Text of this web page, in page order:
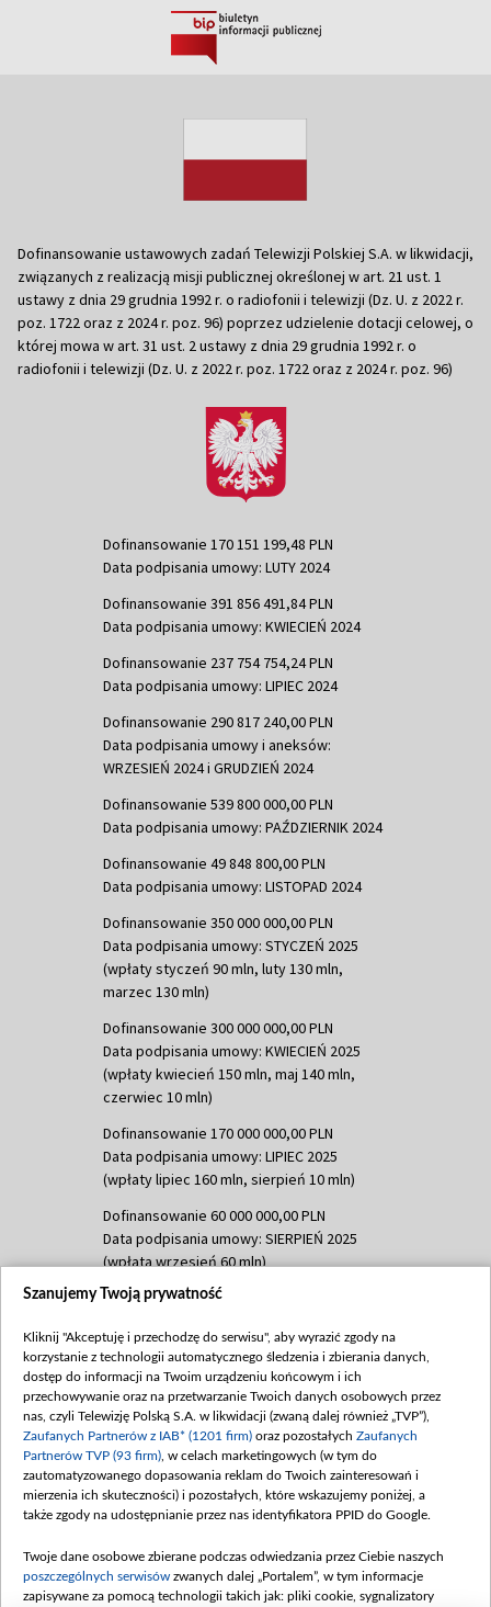
Dofinansowanie ustawowych zadań Telewizji Polskiej S.A. w likwidacji,
związanych z realizacją misji publicznej określonej w art. 21 ust. 1
ustawy z dnia 29 grudnia 1992 r. o radiofonii i telewizji (Dz. U. z 2022 r.
poz. 1722 oraz z 2024 r. poz. 96) poprzez udzielenie dotacji celowej, o
której mowa w art. 31 ust. 2 ustawy z dnia 29 grudnia 1992 r. o
radiofonii i telewizji (Dz. U. z 2022 r. poz. 1722 oraz z 2024 r. poz. 96)
Dofinansowanie 170 151 199,48 PLN
Data podpisania umowy: LUTY 2024
Dofinansowanie 391 856 491,84 PLN
Data podpisania umowy: KWIECIEŃ 2024
Dofinansowanie 237 754 754,24 PLN
Data podpisania umowy: LIPIEC 2024
Dofinansowanie 290 817 240,00 PLN
Data podpisania umowy i aneksów:
WRZESIEŃ 2024 i GRUDZIEŃ 2024
Dofinansowanie 539 800 000,00 PLN
Data podpisania umowy: PAŹDZIERNIK 2024
Dofinansowanie 49 848 800,00 PLN
Data podpisania umowy: LISTOPAD 2024
Dofinansowanie 350 000 000,00 PLN
Data podpisania umowy: STYCZEŃ 2025
(wpłaty styczeń 90 mln, luty 130 mln,
marzec 130 mln)
Dofinansowanie 300 000 000,00 PLN
Data podpisania umowy: KWIECIEŃ 2025
(wpłaty kwiecień 150 mln, maj 140 mln,
czerwiec 10 mln)
Dofinansowanie 170 000 000,00 PLN
Data podpisania umowy: LIPIEC 2025
(wpłaty lipiec 160 mln, sierpień 10 mln)
Dofinansowanie 60 000 000,00 PLN
Data podpisania umowy: SIERPIEŃ 2025
(wpłata wrzesień 60 mln)
Dofinansowanie 635 783 051,21 PLN
(wpłata wrzesień 100 mln, październik 350
mln, listopad 265 mln)
Dofinansowanie 48 862 000,00 PLN
Data podpisania umowy: GRUDZIEŃ 2025
(wpłata grudzień 60,548 mln)
Dofinansowanie 900 000 000,00 PLN
Data podpisania umowy: LUTY 2026 (wpłata
kwiecień 180 mln, 7 maja 180 mln, 8
czerwca 90 mln)
Szanujemy Twoją prywatność
Kliknij "Akceptuję i przechodzę do serwisu", aby wyrazić zgody na
korzystanie z technologii automatycznego śledzenia i zbierania danych,
dostęp do informacji na Twoim urządzeniu końcowym i ich
przechowywanie oraz na przetwarzanie Twoich danych osobowych przez
nas, czyli Telewizję Polską S.A. w likwidacji (zwaną dalej również „TVP”),
Zaufanych Partnerów z IAB* (1201 firm) oraz pozostałych Zaufanych
Partnerów TVP (93 firm) , w celach marketingowych (w tym do
zautomatyzowanego dopasowania reklam do Twoich zainteresowań i
mierzenia ich skuteczności) i pozostałych, które wskazujemy poniżej, a
także zgody na udostępnianie przez nas identyfikatora PPID do Google.
Twoje dane osobowe zbierane podczas odwiedzania przez Ciebie naszych
poszczególnych serwisów zwanych dalej „Portalem”, w tym informacje
zapisywane za pomocą technologii takich jak: pliki cookie, sygnalizatory